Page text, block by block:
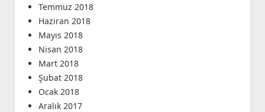
Temmuz 2018
Haziran 2018
Mayıs 2018
Nisan 2018
Mart 2018
Şubat 2018
Ocak 2018
Aralık 2017